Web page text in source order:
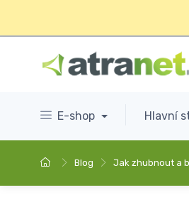
E-shop Hlavní
Blog Jak zhubnout a